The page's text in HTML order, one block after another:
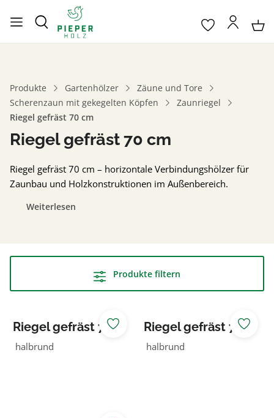
Produkte Gartenhölzer
Zäune und Tore
Scherenzaun mit gekegelten Köpfen
Zaunriegel
Riegel gefräst 70 cm
Riegel gefräst 70 cm
Riegel gefräst 70 cm – horizontale Verbindungshölzer für
Zaunbau und Holzkonstruktionen im Außenbereich.
Weiterlesen
Produkte filtern
Riegel gefräst 70
NADELHOLZ
halbrund
Riegel gefräst 70
NADELHOLZ KDI
halbrund